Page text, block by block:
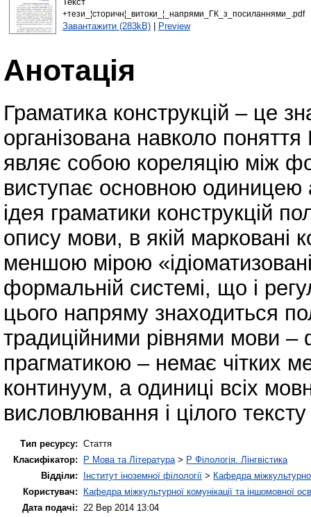
+тези_¦сторичн¦_витоки_¦_напрями_ГК_з_посиланнями_.pdf
Завантажити (283kB)| Preview
Анотація
Граматика конструкцій – це
організована навколо
являє собою кореляцію між
виступає основною одиницею
ідея граматики конструкцій
опису мови, в якій марковані
меншою мірою
формальній системі, що і
цього напряму знаходиться
традиційними рівнями мови
прагматикою – немає чітких
континуум, а одиниці всіх
висловлювання і цілого
Тип ресурсу: Стаття
Класифікатор:
P Мова та Література > P Філологія. Лінгвістика
Відділи:
Інститут іноземної філології > Кафедра
Користувач:
Кафедра міжкультурної комунікації та іншомовної
Дата подачі:
22 Вер 2014 13:04